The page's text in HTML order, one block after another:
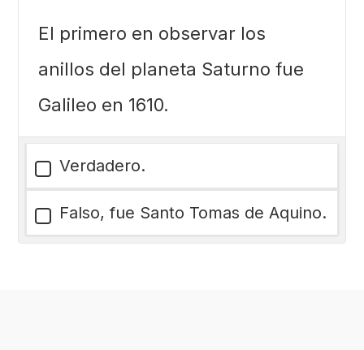
El primero en observar los
anillos del planeta Saturno fue
Galileo en 1610.
Verdadero.
Falso, fue Santo Tomas de Aquino.